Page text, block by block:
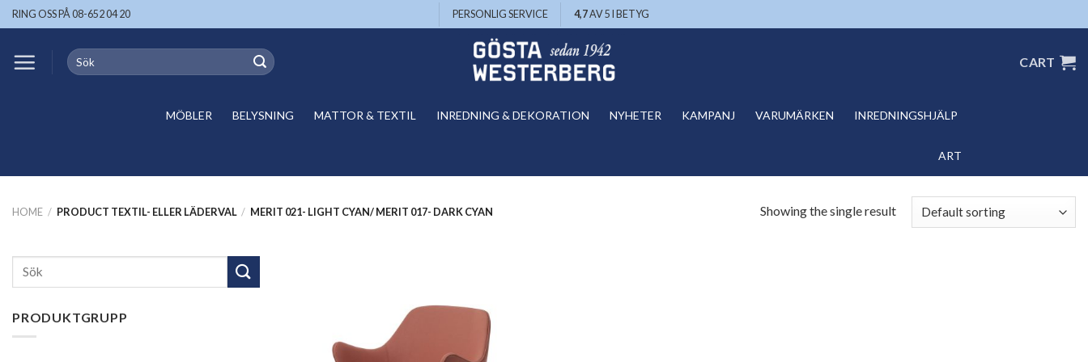
Skip
to
RING OSS PÅ 08-652 04 20 PERSONLIG SERVICE 4,7AV 5 I BETYG
Search
for:
CART
MÖBLER BELYSNING MATTOR & TEXTIL INREDNING & DEKORATION NYHETER KAMPANJ VARUMÄRKEN INREDNINGSHJÄLP
ART
HOME / PRODUCT TEXTIL- ELLER LÄDERVAL / MERIT 021- LIGHT CYAN/ MERIT 017- DARK CYAN Showing the single result
Search
PRODUKTGRUPP